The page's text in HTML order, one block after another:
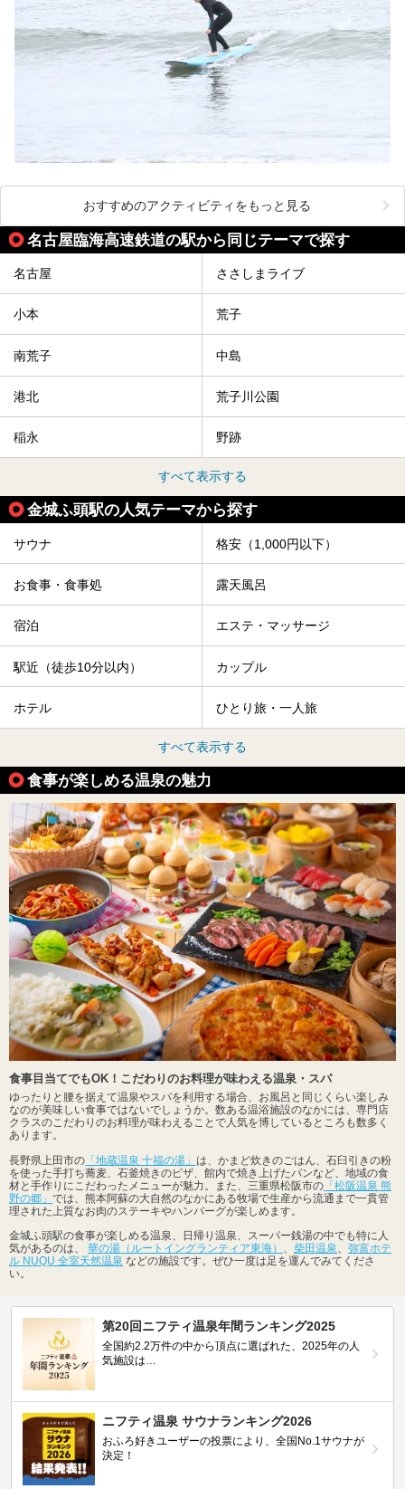
おすすめのアクティビティをもっと見る
名古屋臨海高速鉄道の駅から同じテーマで探す
名古屋 ささしまライブ
小本 荒子
南荒子 中島
港北 荒子川公園
稲永 野跡
すべて表示する
金城ふ頭駅の人気テーマから探す
サウナ 格安（1,000円以下）
お食事・食事処 露天風呂
宿泊 エステ・マッサージ
駅近（徒歩10分以内） カップル
ホテル ひとり旅・一人旅
すべて表示する
食事が楽しめる温泉の魅力
食事目当てでもOK！こだわりのお料理が味わえる温泉・スパ
ゆったりと腰を据えて温泉やスパを利用する場合、お風呂と同じくらい楽しみ
なのが美味しい食事ではないでしょうか。数ある温浴施設のなかには、専門店
クラスのこだわりのお料理が味わえることで人気を博しているところも数多く
あります。
長野県上田市の 「地蔵温泉 十福の湯」 は、かまど炊きのごはん、石臼引きの粉
を使った手打ち蕎麦、石釜焼きのピザ、館内で焼き上げたパンなど、地域の食
材と手作りにこだわったメニューが魅力。また、三重県松阪市の 「松阪温泉 熊
野の郷」 では、熊本阿蘇の大自然のなかにある牧場で生産から流通まで一貫管
理された上質なお肉のステーキやハンバーグが楽しめます。
金城ふ頭駅の食事が楽しめる温泉、日帰り温泉、スーパー銭湯の中でも特に人
気があるのは、 華の湯（ルートイングランティア東海） 柴田温泉
弥富ホテ
ル NUQU 全室天然温泉 などの施設です。ぜひ一度は足を運んでみてくださ
い。
第20回ニフティ温泉年間ランキング2025
全国約2.2万件の中から頂点に選ばれた、2025年の人
気施設は…
ニフティ温泉 サウナランキング2026
おふろ好きユーザーの投票により、全国No.1サウナが
決定！